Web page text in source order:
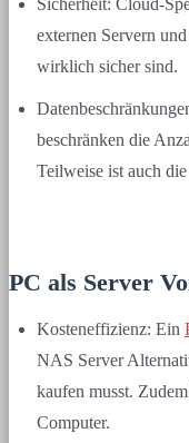
externen Servern
wirklich sicher sind.
beschränken die
Teilweise ist auch
PC als Server
Kosteneffizienz: Ein
NAS Server
kaufen musst.
Computer.